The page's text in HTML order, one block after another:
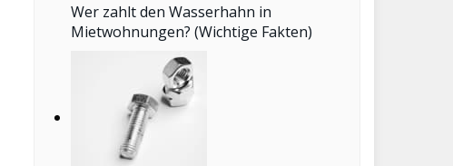
Wer zahlt den Wasserhahn in
Mietwohnungen? (Wichtige Fakten)